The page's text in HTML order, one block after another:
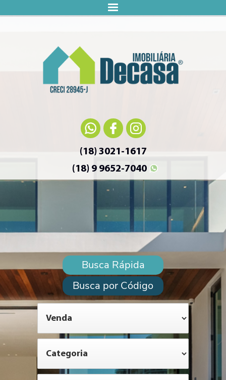
(18) 3021-1617
(18) 9 9652-7040
Busca Rápida
Busca por Código